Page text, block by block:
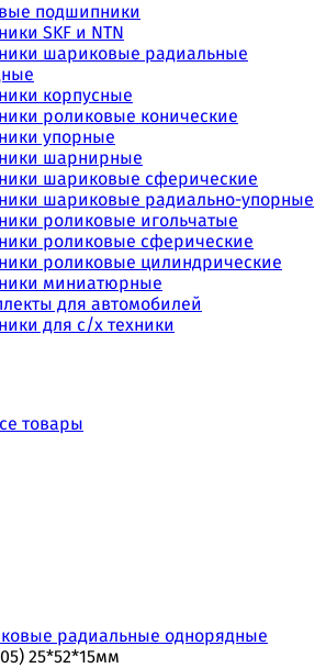
подшипники
SKF и NTN
шариковые радиальные
корпусные
роликовые конические
упорные
шарнирные
шариковые сферические
шариковые радиально-упорные
роликовые игольчатые
роликовые сферические
роликовые цилиндрические
миниатюрные
для автомобилей
для с/х техники
товары
радиальные однорядные
25*52*15мм